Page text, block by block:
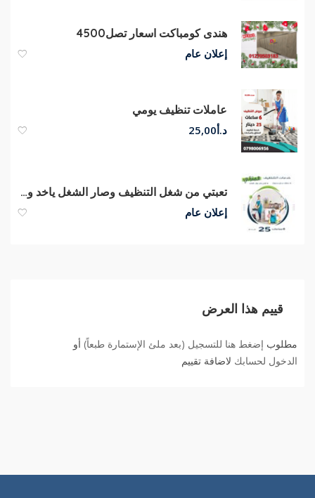
هندى كومباكت اسعار تصل4500
إعلان عام
عاملات تنظيف يومي
د.أ25,00
تعبتي من شغل التنظيف وصار الشغل ياخد وقتك الان نوفر عاملات لراحتك
إعلان عام
قييم هذا العرض
مطلوب إضغط هنا للتسجيل (بعد ملئ الإستمارة طبعاً) أو
الدخول لحسابك لاضافة تقييم